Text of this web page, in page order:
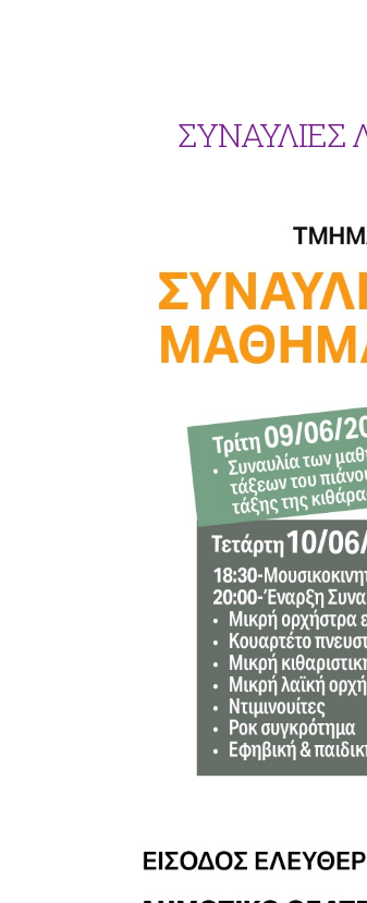
ΣΥΝΑΥΛΙΕΣ